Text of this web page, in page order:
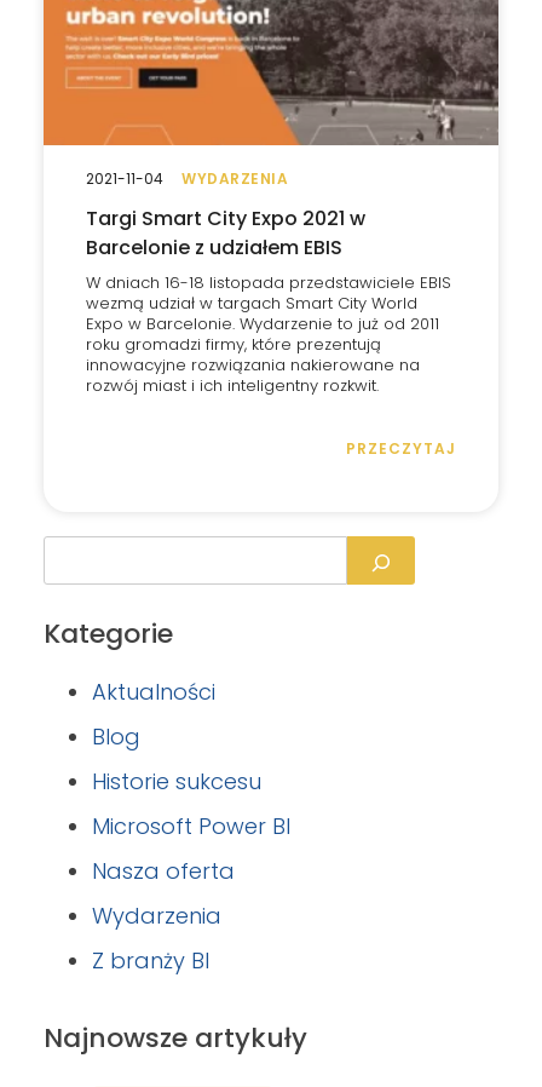
WYDARZENIA
Targi Smart City Expo 2021 w
Barcelonie z udziałem EBIS
W dniach 16-18 listopada przedstawiciele EBIS
wezmą udział w targach Smart City World
Expo w Barcelonie. Wydarzenie to już od 2011
roku gromadzi firmy, które prezentują
innowacyjne rozwiązania nakierowane na
rozwój miast i ich inteligentny rozkwit.
PRZECZYTAJ
2021-11-04
Kategorie
Aktualności
Blog
Historie sukcesu
Microsoft Power BI
Nasza oferta
Wydarzenia
Z branży BI
Najnowsze artykuły